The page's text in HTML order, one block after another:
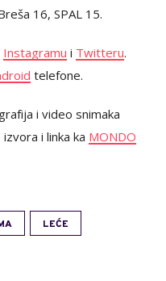
16, SPAL 15.
Instagramu i Twitteru.
telefone.
i video snimaka
i linka ka MONDO
LEĆE